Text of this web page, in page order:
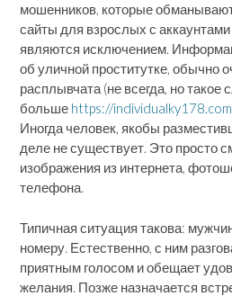
мошенников, которые
сайты для взрослых с
являются исключением.
об уличной проститутке, обычно
расплывчата (не всегда, но такое
больше https://
Иногда человек, якобы
деле не существует. Это просто
изображения из интернета,
телефона.
Типичная ситуация такова:
номеру. Естественно, с ним
приятным голосом и обещает
желания. Позже назначается